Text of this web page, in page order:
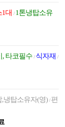
1대/ 1톤냉탑소유
, 타코필수/ 식자재/
,냉탑소유자(영)/ 편